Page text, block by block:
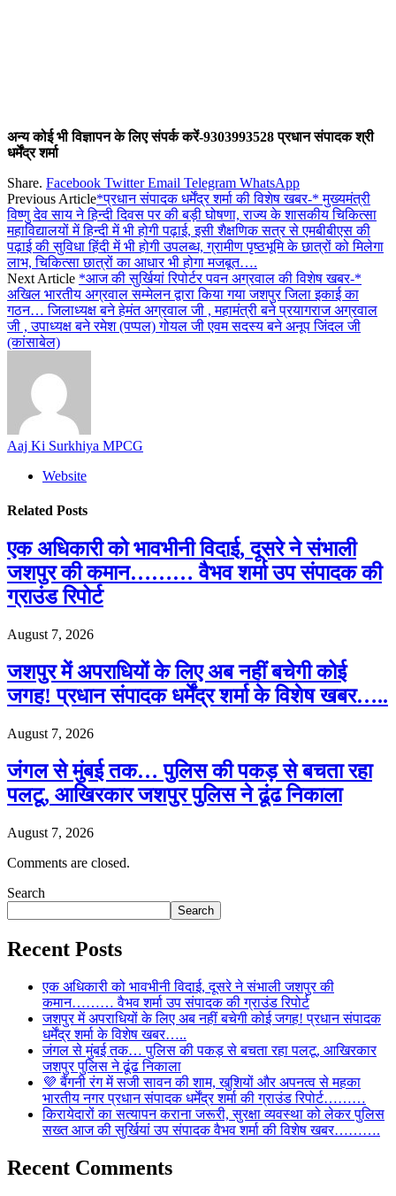
अन्य कोई भी विज्ञापन के लिए संपर्क करें-9303993528 प्रधान संपादक श्री
धर्मेंद्र शर्मा
Share. Facebook Twitter Email Telegram WhatsApp
Previous Article*प्रधान संपादक धर्मेंद्र शर्मा की विशेष खबर-* मुख्यमंत्री
विष्णु देव साय ने हिन्दी दिवस पर की बड़ी घोषणा, राज्य के शासकीय चिकित्सा
महाविद्यालयों में हिन्दी में भी होगी पढ़ाई, इसी शैक्षणिक सत्र से एमबीबीएस की
पढ़ाई की सुविधा हिंदी में भी होगी उपलब्ध, ग्रामीण पृष्ठभूमि के छात्रों को मिलेगा
लाभ, चिकित्सा छात्रों का आधार भी होगा मजबूत….
Next Article *आज की सुर्खियां रिपोर्टर पवन अग्रवाल की विशेष खबर-*
अखिल भारतीय अग्रवाल सम्मेलन द्वारा किया गया जशपुर जिला इकाई का
गठन… जिलाध्यक्ष बने हेमंत अग्रवाल जी , महामंत्री बने प्रयागराज अग्रवाल
जी , उपाध्यक्ष बने रमेश (पप्पल) गोयल जी एवम सदस्य बने अनूप जिंदल जी
(कांसाबेल)
Aaj Ki Surkhiya MPCG
Website
Related Posts
एक अधिकारी को भावभीनी विदाई, दूसरे ने संभाली
जशपुर की कमान……… वैभव शर्मा उप संपादक की
ग्राउंड रिपोर्ट
August 7, 2026
जशपुर में अपराधियों के लिए अब नहीं बचेगी कोई
जगह! प्रधान संपादक धर्मेंद्र शर्मा के विशेष खबर…..
August 7, 2026
जंगल से मुंबई तक… पुलिस की पकड़ से बचता रहा
पलटू, आखिरकार जशपुर पुलिस ने ढूंढ निकाला
August 7, 2026
Comments are closed.
Search
Search
Recent Posts
एक अधिकारी को भावभीनी विदाई, दूसरे ने संभाली जशपुर की
कमान……… वैभव शर्मा उप संपादक की ग्राउंड रिपोर्ट
जशपुर में अपराधियों के लिए अब नहीं बचेगी कोई जगह! प्रधान संपादक
धर्मेंद्र शर्मा के विशेष खबर…..
जंगल से मुंबई तक… पुलिस की पकड़ से बचता रहा पलटू, आखिरकार
जशपुर पुलिस ने ढूंढ निकाला
💜 बैंगनी रंग में सजी सावन की शाम, खुशियों और अपनत्व से महका
भारतीय नगर प्रधान संपादक धर्मेंद्र शर्मा की ग्राउंड रिपोर्ट………
किरायेदारों का सत्यापन कराना जरूरी, सुरक्षा व्यवस्था को लेकर पुलिस
सख्त आज की सुर्खियां उप संपादक वैभव शर्मा की विशेष खबर……….
Recent Comments